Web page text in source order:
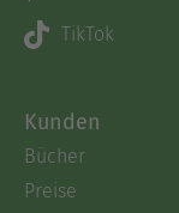
TikTok
Kunden
Bücher
Preise